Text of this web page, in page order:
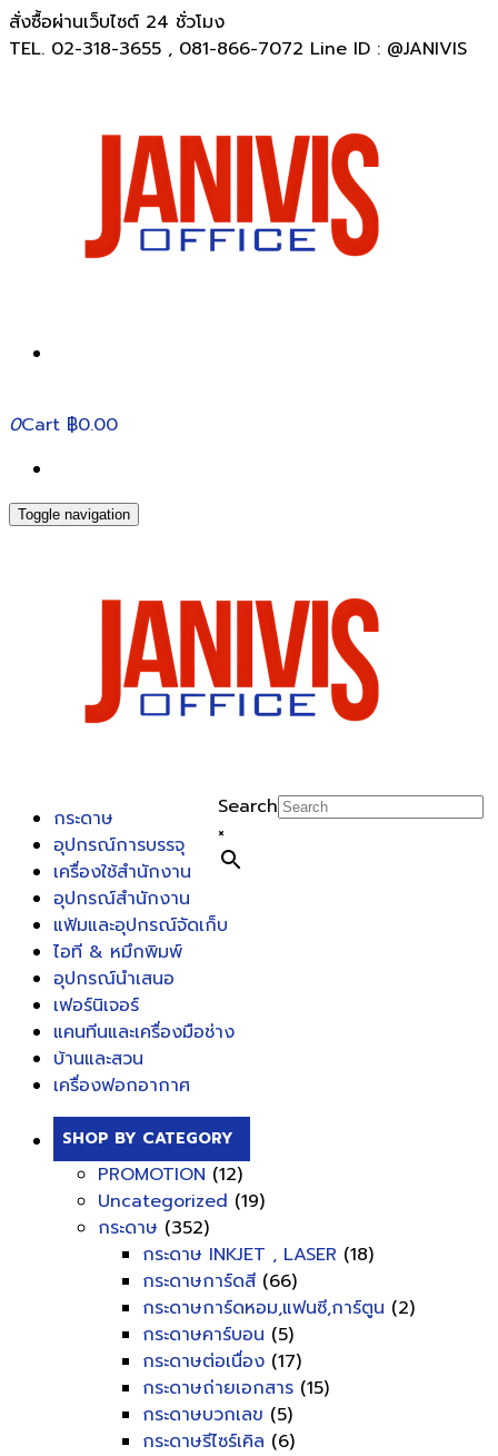
สั่งซื้อผ่านเว็บไซต์ 24 ชั่วโมง
TEL. 02-318-3655 , 081-866-7072 Line ID : @JANIVIS
0Cart ฿0.00
Toggle navigation
Search
×
กระดาษ
อุปกรณ์การบรรจุ
เครื่องใช้สำนักงาน
อุปกรณ์สำนักงาน
แฟ้มและอุปกรณ์จัดเก็บ
ไอที & หมึกพิมพ์
อุปกรณ์นำเสนอ
เฟอร์นิเจอร์
แคนทีนและเครื่องมือช่าง
บ้านและสวน
เครื่องฟอกอากาศ
SHOP BY CATEGORY
PROMOTION (12)
Uncategorized (19)
กระดาษ (352)
กระดาษ INKJET , LASER (18)
กระดาษการ์ดสี (66)
กระดาษการ์ดหอม,แฟนซี,การ์ตูน (2)
กระดาษคาร์บอน (5)
กระดาษต่อเนื่อง (17)
กระดาษถ่ายเอกสาร (15)
กระดาษบวกเลข (5)
กระดาษรีไซร์เคิล (6)